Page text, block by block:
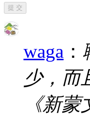
提 交
waga ：
少，而
《新